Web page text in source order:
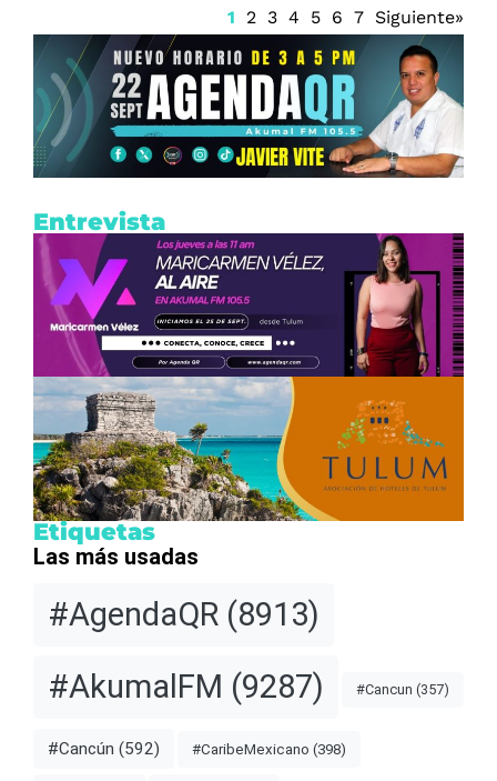
1 2 3 4 5 6 7 Siguiente»
Entrevista
Etiquetas
Las más usadas
#AgendaQR (8913)
#AkumalFM (9287) #Cancun (357)
#Cancún (592) #CaribeMexicano (398)